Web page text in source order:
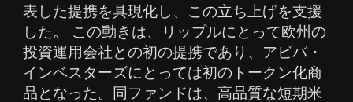
表した提携を具現化し、この立ち上げを支援
した。 この動きは、リップルにとって欧州の
投資運用会社との初の提携であり、アビバ・
インベスターズにとっては初のトークン化商
品となった。同ファンドは、高品質な短期米